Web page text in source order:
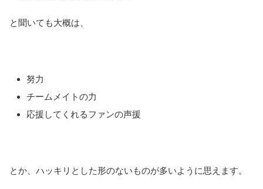
と聞いても大概は、
努力
チームメイトの力
応援してくれるファンの声援
とか、ハッキリとした形のないものが多いように思えます。